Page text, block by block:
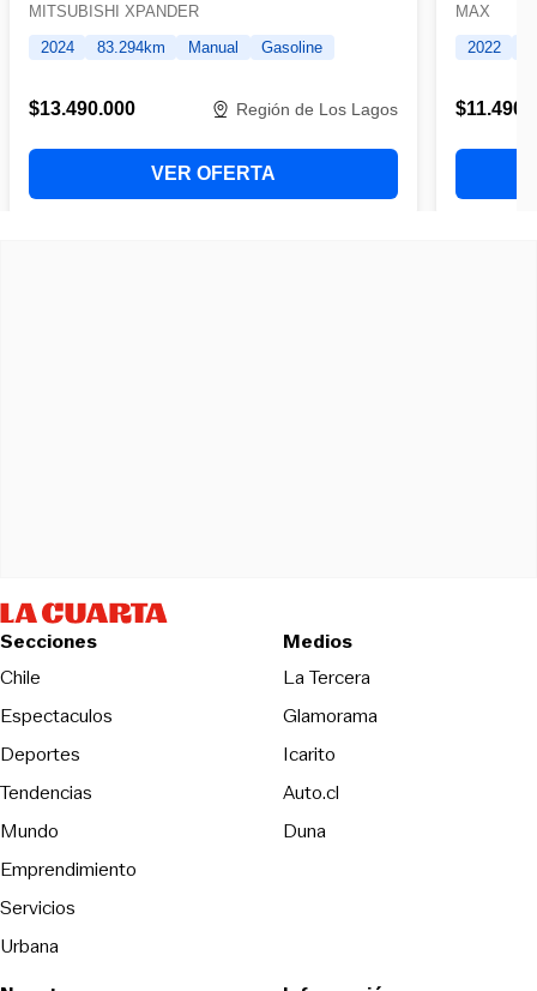
Secciones
Chile
Espectaculos
Deportes
Tendencias
Mundo
Emprendimiento
Servicios
Urbana
Medios
La TerceraOpens in new
Glamorama
Icarito
Auto.cl
DunaOpens in new window